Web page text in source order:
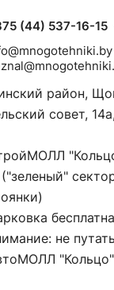
(44) 537-16-15
район,
совет,
("зеленый"
не
"Кольцо"